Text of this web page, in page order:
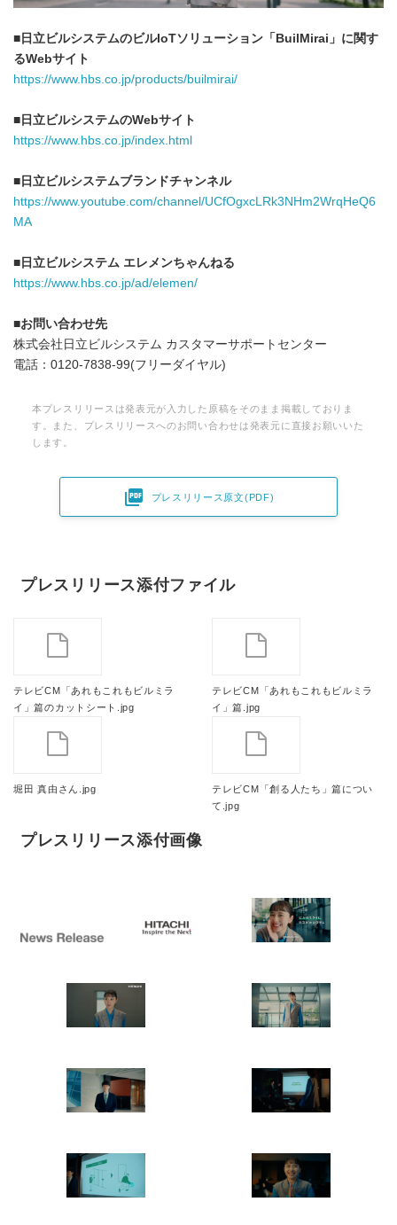
■日立ビルシステムのビルIoTソリューション「BuilMirai」に関す
るWebサイト
https://www.hbs.co.jp/products/builmirai/
■日立ビルシステムのWebサイト
https://www.hbs.co.jp/index.html
■日立ビルシステムブランドチャンネル
https://www.youtube.com/channel/UCfOgxcLRk3NHm2WrqHeQ6
MA
■日立ビルシステム エレメンちゃんねる
https://www.hbs.co.jp/ad/elemen/
■お問い合わせ先
株式会社日立ビルシステム カスタマーサポートセンター
電話：0120-7838-99(フリーダイヤル)
本プレスリリースは発表元が入力した原稿をそのまま掲載しておりま
す。また、プレスリリースへのお問い合わせは発表元に直接お願いいた
します。
 プレスリリース原文(PDF)
プレスリリース添付ファイル
テレビCM「あれもこれもビルミラ
イ」篇のカットシート.jpg
テレビCM「あれもこれもビルミラ
イ」篇.jpg
堀田 真由さん.jpg
テレビCM「創る人たち」篇につい
て.jpg
プレスリリース添付画像